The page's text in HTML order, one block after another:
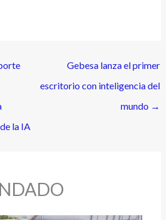
la IA
Gebesa lanza el primer
escritorio con inteligencia del
mundo →